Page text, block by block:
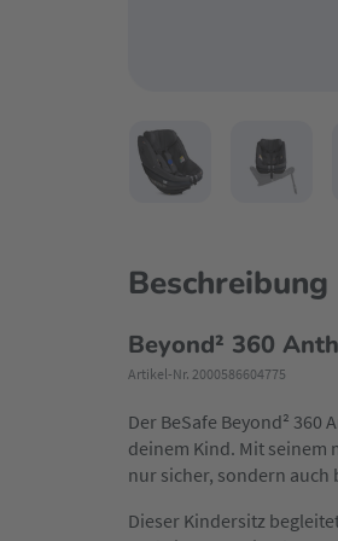
Beschreibung
Beyond² 360
Artikel-Nr. 2000586604775
Der BeSafe Beyond²
deinem Kind. Mit seinem
nur sicher, sondern
Dieser Kindersitz